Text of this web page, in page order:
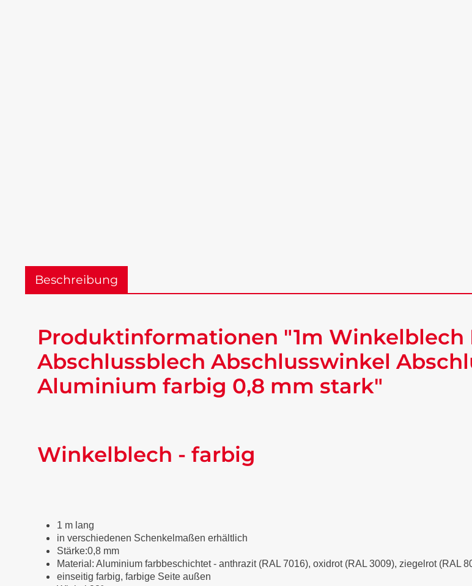
Beschreibung
Produktinformationen "1m
Abschlussblech Abschlusswinkel
Aluminium farbig 0,8 mm stark"
Winkelblech - farbig
1 m lang
in verschiedenen Schenkelmaßen erhältlich
Stärke:0,8 mm
Material: Aluminium farbbeschichtet- anthrazit (RAL 7016), oxidrot (RAL 3009), ziegelrot (RAL
einseitig farbig, farbige Seite außen